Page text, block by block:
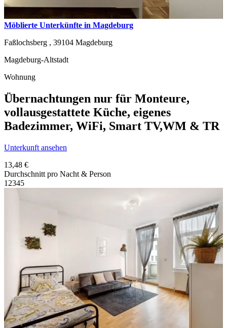
Möblierte Unterkünfte in Magdeburg
Faßlochsberg , 39104 Magdeburg
Magdeburg-Altstadt
Wohnung
Übernachtungen nur für Monteure,
vollausgestattete Küche, eigenes
Badezimmer, WiFi, Smart TV,WM & TR
Unterkunft ansehen
13,48 €
Durchschnitt pro Nacht & Person
1 2345